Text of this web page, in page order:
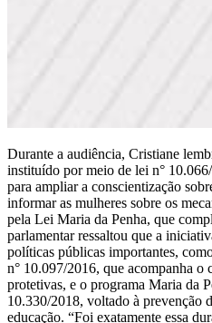
Durante a audiência, Cristiane
instituído por meio de lei n°
para ampliar a conscientização
informar as mulheres sobre os
pela Lei Maria da Penha, que
parlamentar ressaltou que a
políticas públicas importantes,
n° 10.097/2016, que acompanha o
protetivas, e o programa Maria da
10.330/2018, voltado à prevenção
educação. “Foi exatamente essa